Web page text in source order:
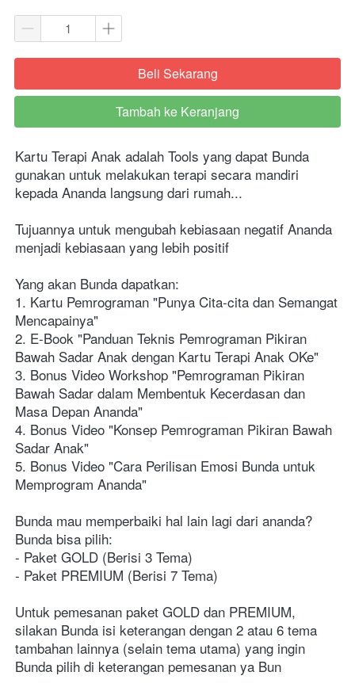
`Beli Sekarang
`
Tambah ke Keranjang
Kartu Terapi Anak adalah Tools yang dapat Bunda
gunakan untuk melakukan terapi secara mandiri
kepada Ananda langsung dari rumah...
Tujuannya untuk mengubah kebiasaan negatif Ananda
menjadi kebiasaan yang lebih positif
Yang akan Bunda dapatkan:
1. Kartu Pemrograman "Punya Cita-cita dan Semangat
Mencapainya"
2. E-Book "Panduan Teknis Pemrograman Pikiran
Bawah Sadar Anak dengan Kartu Terapi Anak OKe"
3. Bonus Video Workshop "Pemrograman Pikiran
Bawah Sadar dalam Membentuk Kecerdasan dan
Masa Depan Ananda"
4. Bonus Video "Konsep Pemrograman Pikiran Bawah
Sadar Anak"
5. Bonus Video "Cara Perilisan Emosi Bunda untuk
Memprogram Ananda"
Bunda mau memperbaiki hal lain lagi dari ananda?
Bunda bisa pilih:
- Paket GOLD (Berisi 3 Tema)
- Paket PREMIUM (Berisi 7 Tema)
Untuk pemesanan paket GOLD dan PREMIUM,
silakan Bunda isi keterangan dengan 2 atau 6 tema
tambahan lainnya (selain tema utama) yang ingin
Bunda pilih di keterangan pemesanan ya Bun